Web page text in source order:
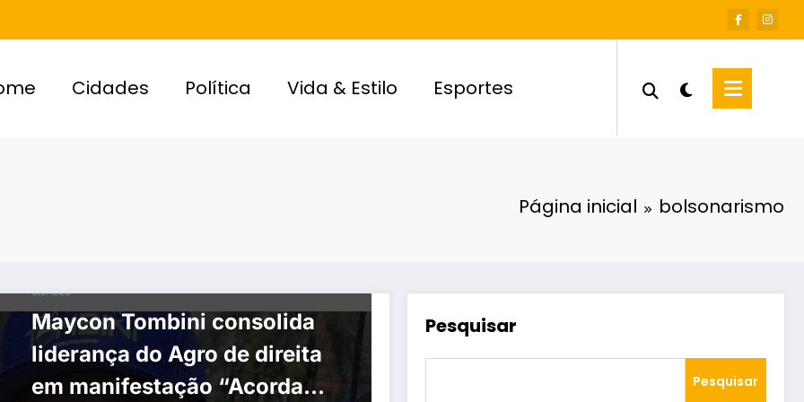
Cidades Política Vida & Estilo Esportes
Página inicial bolsonarismo
CIDADES
Maycon Tombini consolida
liderança do Agro de direita
em manifestação “Acorda
Pesquisar
Pesquisar